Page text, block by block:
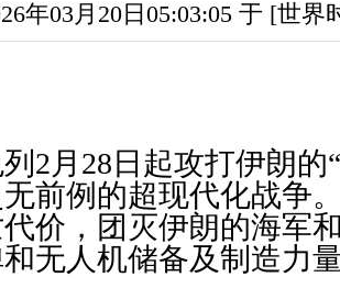
年03月20日05:03:05 于 [世
2月28日起攻打伊朗的
前例的超现代化战争
价，团灭伊朗的海军
无人机储备及制造力